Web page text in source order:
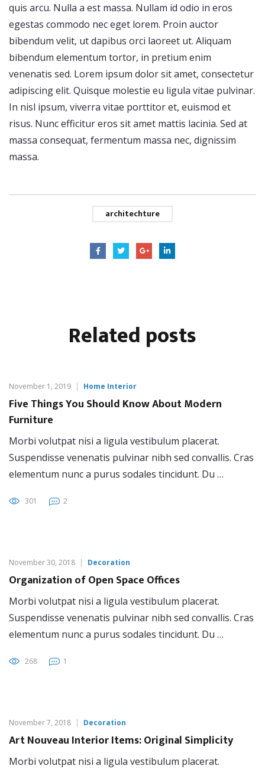
quis arcu. Nulla a est massa. Nullam id odio in eros
egestas commodo nec eget lorem. Proin auctor
bibendum velit, ut dapibus orci laoreet ut. Aliquam
bibendum elementum tortor, in pretium enim
venenatis sed. Lorem ipsum dolor sit amet, consectetur
adipiscing elit. Quisque molestie eu ligula vitae pulvinar.
In nisl ipsum, viverra vitae porttitor et, euismod et
risus. Nunc efficitur eros sit amet mattis lacinia. Sed at
massa consequat, fermentum massa nec, dignissim
massa.
architechture
Related posts
November 1, 2019 Home Interior
Five Things You Should Know About Modern
Furniture
Morbi volutpat nisi a ligula vestibulum placerat.
Suspendisse venenatis pulvinar nibh sed convallis. Cras
elementum nunc a purus sodales tincidunt. Du …
301 2
November 30, 2018 Decoration
Organization of Open Space Offices
Morbi volutpat nisi a ligula vestibulum placerat.
Suspendisse venenatis pulvinar nibh sed convallis. Cras
elementum nunc a purus sodales tincidunt. Du …
268 1
November 7, 2018 Decoration
Art Nouveau Interior Items: Original Simplicity
Morbi volutpat nisi a ligula vestibulum placerat.